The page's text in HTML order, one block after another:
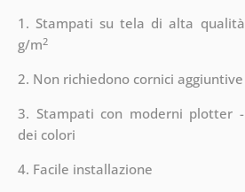
1. Stampati su tela di alta
g/m2
2. Non richiedono cornici aggiuntive
3. Stampati con moderni plotter
dei colori
4. Facile installazione